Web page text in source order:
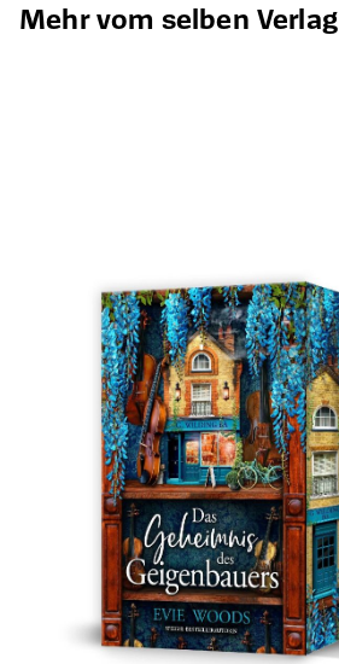
Mehr vom selben Verlag